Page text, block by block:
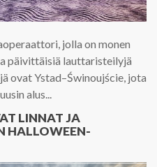
jolla on monen
päivittäisiä lauttaristeilyjä
ovat Ystad–Świnoujście, jota
alus...
LINNAT JA
HALLOWEEN-